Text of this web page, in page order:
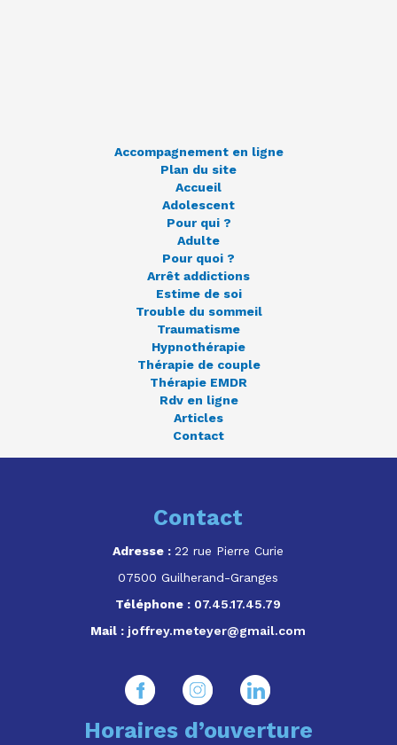
Accompagnement en ligne
Plan du site
Accueil
Adolescent
Pour qui ?
Adulte
Pour quoi ?
Arrêt addictions
Estime de soi
Trouble du sommeil
Traumatisme
Hypnothérapie
Thérapie de couple
Thérapie EMDR
Rdv en ligne
Articles
Contact
Contact
Adresse :22 rue Pierre Curie
07500 Guilherand-Granges
Téléphone : 07.45.17.45.79
Mail : joffrey.meteyer@gmail.com
Horaires d’ouverture